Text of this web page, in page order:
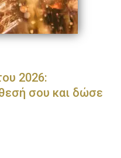
2026:
σου και δώσε